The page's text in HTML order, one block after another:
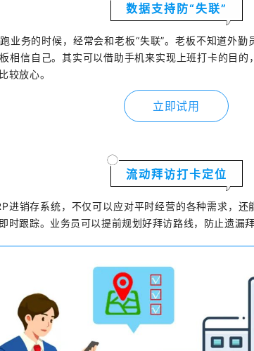
数据支持防“失联”
业务的时候，经常会和老板“失联”。老板不知道外
相信自己。其实可以借助手机来实现上班打卡的目
较放心。
立即试用
流动拜访打卡定位
进销存系统，不仅可以应对平时经营的各种需求，
时跟踪。业务员可以提前规划好拜访路线，防止遗漏拜